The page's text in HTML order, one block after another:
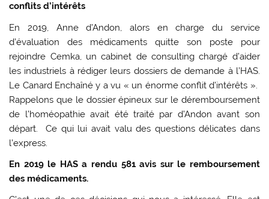
conflits d’intérêts
En 2019, Anne d’Andon, alors en charge du service
d’évaluation des médicaments quitte son poste pour
rejoindre Cemka, un cabinet de consulting chargé d’aider
les industriels à rédiger leurs dossiers de demande à l’HAS.
Le Canard Enchaîné y a vu « un énorme conflit d’intérêts ».
Rappelons que le dossier épineux sur le déremboursement
de l’homéopathie avait été traité par d’Andon avant son
départ. Ce qui lui avait valu des questions délicates dans
l’express.
En 2019 le HAS a rendu 581 avis sur le remboursement
des médicaments.